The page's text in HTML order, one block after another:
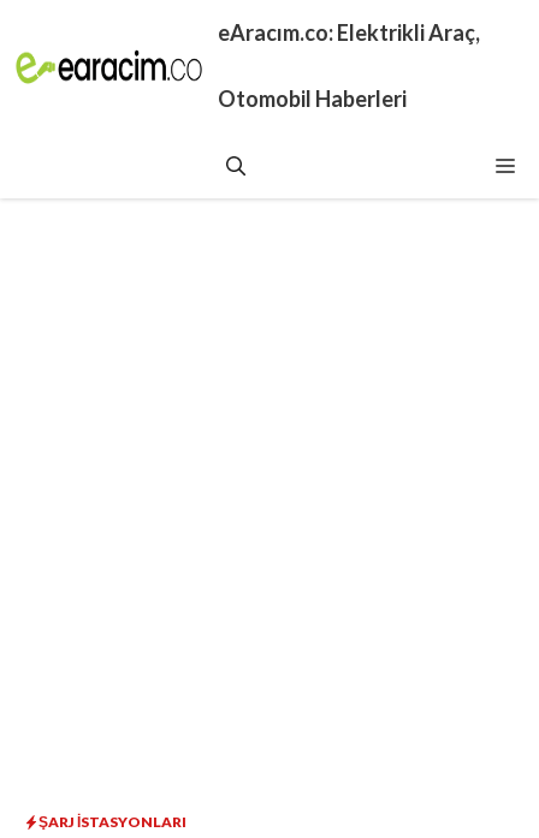
eAracım.co: Elektrikli Araç,
Otomobil Haberleri
ŞARJ İSTASYONLARI